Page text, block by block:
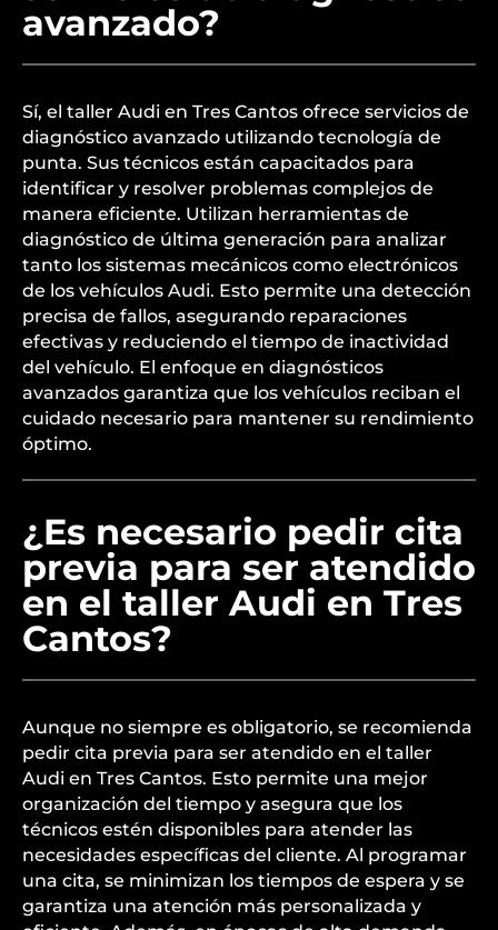
avanzado?
Sí, el taller Audi en Tres Cantos ofrece servicios de
diagnóstico avanzado utilizando tecnología de
punta. Sus técnicos están capacitados para
identificar y resolver problemas complejos de
manera eficiente. Utilizan herramientas de
diagnóstico de última generación para analizar
tanto los sistemas mecánicos como electrónicos
de los vehículos Audi. Esto permite una detección
precisa de fallos, asegurando reparaciones
efectivas y reduciendo el tiempo de inactividad
del vehículo. El enfoque en diagnósticos
avanzados garantiza que los vehículos reciban el
cuidado necesario para mantener su rendimiento
óptimo.
¿Es necesario pedir cita
previa para ser atendido
en el taller Audi en Tres
Cantos?
Aunque no siempre es obligatorio, se recomienda
pedir cita previa para ser atendido en el taller
Audi en Tres Cantos. Esto permite una mejor
organización del tiempo y asegura que los
técnicos estén disponibles para atender las
necesidades específicas del cliente. Al programar
una cita, se minimizan los tiempos de espera y se
garantiza una atención más personalizada y